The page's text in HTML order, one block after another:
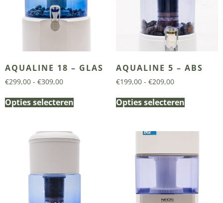
AQUALINE 18 – GLAS
€299,00 - €309,00
Opties selecteren
AQUALINE 5 – ABS
€199,00 - €209,00
Opties selecteren